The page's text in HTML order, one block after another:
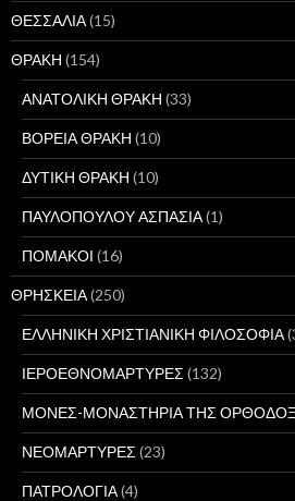
ΘΕΣΣΑΛΙΑ(15)
ΘΡΑΚΗ (154)
ΑΝΑΤΟΛΙΚΗ ΘΡΑΚΗ (33)
ΒΟΡΕΙΑ ΘΡΑΚΗ (10)
ΔΥΤΙΚΗ ΘΡΑΚΗ (10)
ΠΑΥΛΟΠΟΥΛΟΥ ΑΣΠΑΣΙΑ(1)
ΠΟΜΑΚΟΙ (16)
ΘΡΗΣΚΕΙΑ(250)
ΕΛΛΗΝΙΚΗ ΧΡΙΣΤΙΑΝΙΚΗ ΦΙΛΟΣΟΦΙΑ
ΙΕΡΟΕΘΝΟΜΑΡΤΥΡΕΣ (132)
ΜΟΝΕΣ-ΜΟΝΑΣΤΗΡΙΑ ΤΗΣ
ΝΕΟΜΑΡΤΥΡΕΣ (23)
ΠΑΤΡΟΛΟΓΙΑ(4)